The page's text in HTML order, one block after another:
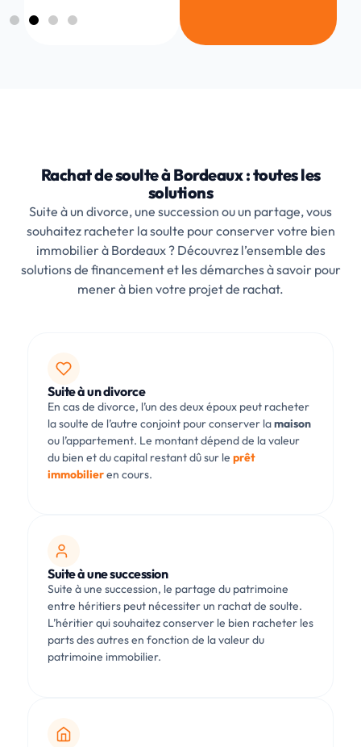
Rachat de soulte à Bordeaux : toutes les
solutions
Suite à un divorce, une succession ou un partage, vous
souhaitez racheter la soulte pour conserver votre bien
immobilier à Bordeaux ? Découvrez l’ensemble des
solutions de financement et les démarches à savoir pour
mener à bien votre projet de rachat.
Suite à un divorce
En cas de divorce, l’un des deux époux peut racheter
la soulte de l’autre conjoint pour conserver lamaison
ou l’appartement. Le montant dépend de la valeur
du bien et du capital restant dû sur le prêt
immobilieren cours.
Suite à une succession
Suite à une succession, le partage du patrimoine
entre héritiers peut nécessiter un rachat de soulte.
L’héritier qui souhaitez conserver le bien racheter les
parts des autres en fonction de la valeur du
patrimoine immobilier.